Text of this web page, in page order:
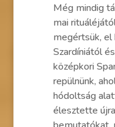
Még mindig
mai
megértsük,
Szardíniától
középkori
repülnünk,
hódoltság
élesztette